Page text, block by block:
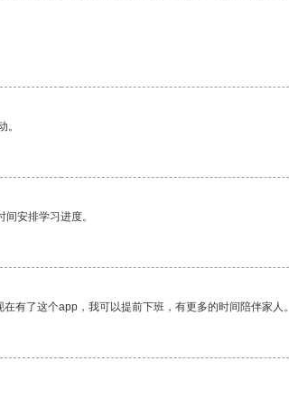
。
安排学习进度。
有了这个app，我可以提前下班，有更多的时间陪伴家人。